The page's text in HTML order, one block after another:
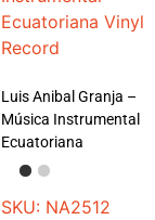
Luis Anibal Granja –
Música Instrumental
Ecuatoriana
SKU: NA2512